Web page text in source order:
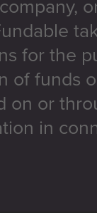
for the
of funds
on or
in